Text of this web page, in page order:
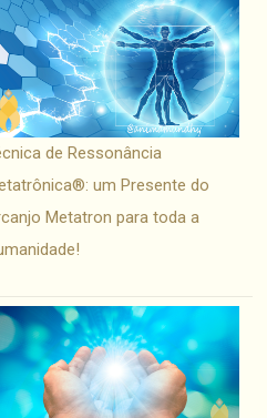
de Ressonância
um Presente do
Metatron para toda a